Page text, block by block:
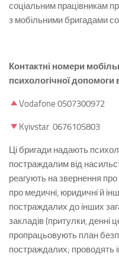
соціальним працівникам
з мобільними бригадами
Контактні номери
психологічної допомоги
Vodafone 0507300972
Kyivstar 0676105803
Ці бригади надають
постраждалим від
реагують на звернення
про медичні, юридичні й
постраждалих до інших
закладів (притулки, денні
пропрацьовують план
постраждалих; проводять